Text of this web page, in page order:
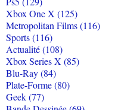
Xbox One X (125)
Metropolitan Films (116)
Sports (116)
Actualité (108)
Xbox Series X (85)
Blu-Ray (84)
Plate-Forme (80)
Geek (77)